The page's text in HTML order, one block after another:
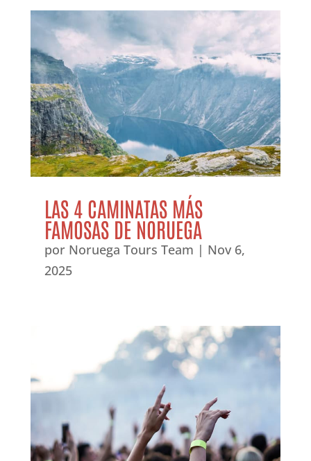
LAS 4 CAMINATAS MÁS
FAMOSAS DE NORUEGA
por Noruega Tours Team | Nov 6,
2025